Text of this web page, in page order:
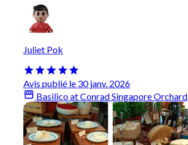
Juliet Pok
Avis publié le 30 janv. 2026
Basilico at Conrad Singapore Orchard